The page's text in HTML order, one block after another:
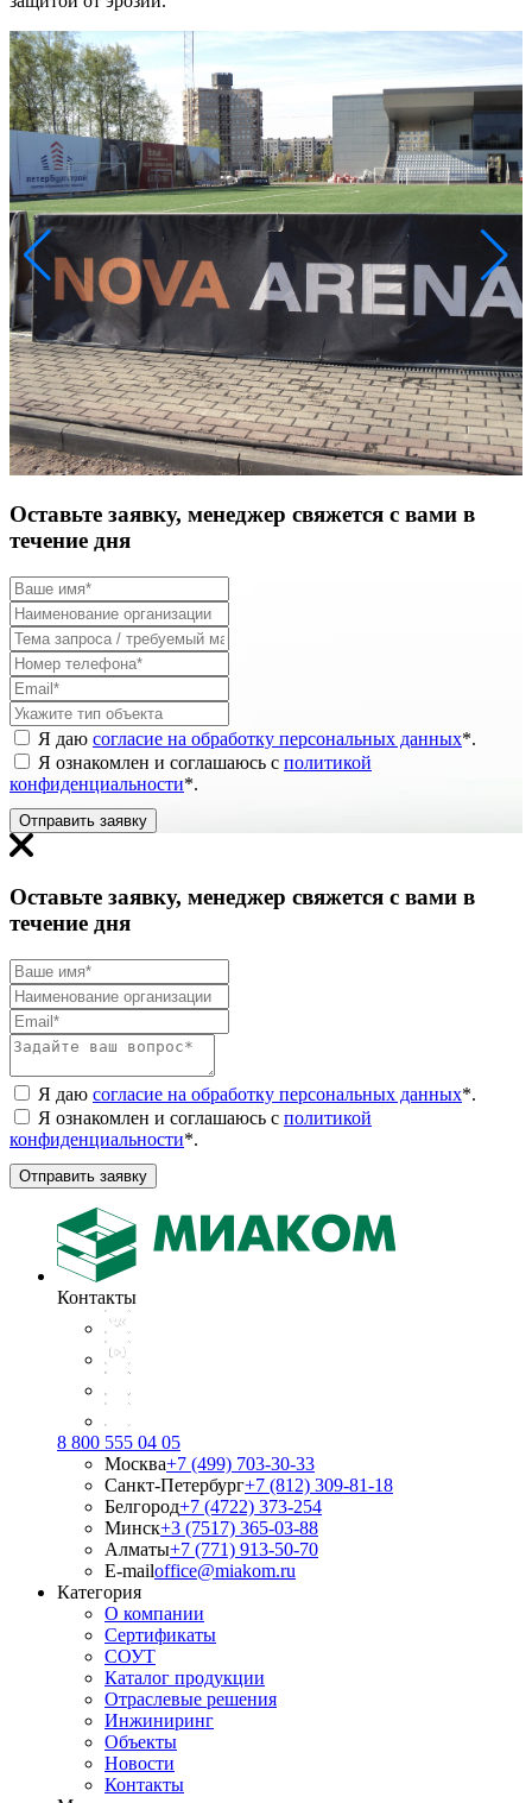
Оставьте заявку, менеджер свяжется с вами в
течение дня
Я даю согласие на обработку персональных данных*.
Я ознакомлен и соглашаюсь с политикой
конфиденциальности*.
Отправить заявку
Оставьте заявку, менеджер свяжется с вами в
течение дня
Я даю согласие на обработку персональных данных*.
Я ознакомлен и соглашаюсь с политикой
конфиденциальности*.
Отправить заявку
Контакты
8 800 555 04 05
Москва+7 (499) 703-30-33
Санкт-Петербург+7 (812) 309-81-18
Белгород+7 (4722) 373-254
Минск+3 (7517) 365-03-88
Алматы+7 (771) 913-50-70
E-mailoffice@miakom.ru
Категория
О компании
Сертификаты
СОУТ
Каталог продукции
Отраслевые решения
Инжиниринг
Объекты
Новости
Контакты